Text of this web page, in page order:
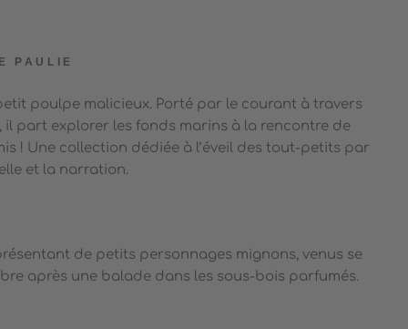
PAULIE
poulpe malicieux. Porté par le courant à travers
il part explorer les fonds marins à la rencontre de
! Une collection dédiée à l’éveil des tout-petits par
et la narration.
de petits personnages mignons, venus se
après une balade dans les sous-bois parfumés.